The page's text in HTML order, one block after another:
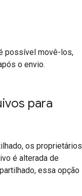
possível movê-los,
o envio.
para
os proprietários
é alterada de
essa opção